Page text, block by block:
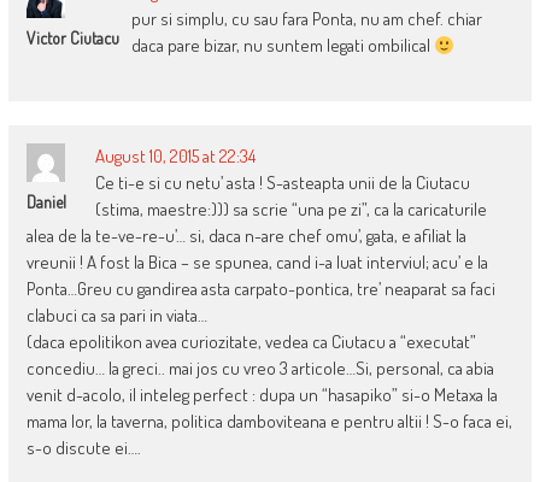
Victor Ciutacu
pur si simplu, cu sau fara Ponta, nu am chef. chiar
daca pare bizar, nu suntem legati ombilical
Daniel
August 10, 2015 at 22:34
Ce ti-e si cu netu’ asta ! S-asteapta unii de la Ciutacu
(stima, maestre:))) sa scrie “una pe zi”, ca la caricaturile
alea de la te-ve-re-u’… si, daca n-are chef omu’, gata, e afiliat la
vreunii ! A fost la Bica – se spunea, cand i-a luat interviul; acu’ e la
Ponta…Greu cu gandirea asta carpato-pontica, tre’ neaparat sa faci
clabuci ca sa pari in viata…
(daca epolitikon avea curiozitate, vedea ca Ciutacu a “executat”
concediu… la greci.. mai jos cu vreo 3 articole…Si, personal, ca abia
venit d-acolo, il inteleg perfect : dupa un “hasapiko” si-o Metaxa la
mama lor, la taverna, politica damboviteana e pentru altii ! S-o faca ei,
s-o discute ei….